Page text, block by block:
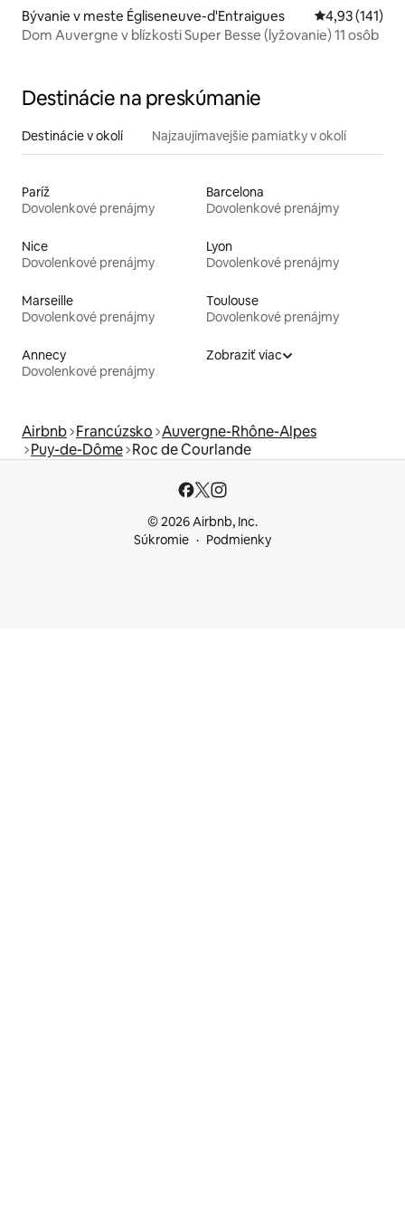
Bývanie v meste Égliseneuve-d'Entraigues Priemerné
4,93 (141)
Dom Auvergne v blízkosti Super Besse (lyžovanie) 11 osôb
Destinácie na preskúmanie
Destinácie v okolí Najzaujímavejšie pamiatky v okolí
Paríž
Dovolenkové prenájmy
Barcelona
Dovolenkové prenájmy
Nice
Dovolenkové prenájmy
Lyon
Dovolenkové prenájmy
Marseille
Dovolenkové prenájmy
Toulouse
Dovolenkové prenájmy
Annecy
Dovolenkové prenájmy
Zobraziť viac
Airbnb Francúzsko Auvergne-Rhône-Alpes
Puy-de-Dôme Roc de Courlande
© 2026 Airbnb, Inc.
Súkromie
Podmienky